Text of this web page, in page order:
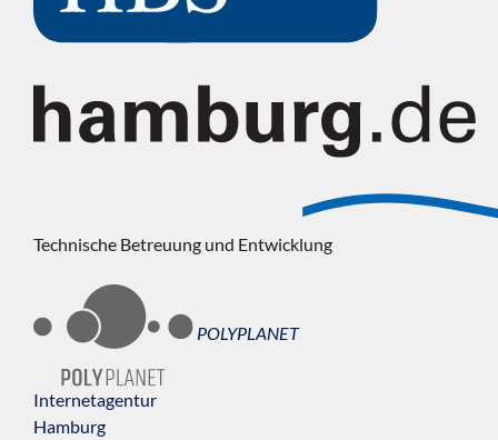
Technische Betreuung und Entwicklung
POLYPLANET
Internetagentur
Hamburg